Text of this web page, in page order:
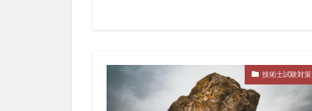
技術士試験対策